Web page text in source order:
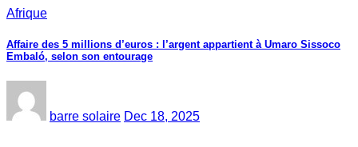
Afrique
Affaire des 5 millions d’euros : l’argent appartient à Umaro Sissoco
Embaló, selon son entourage
barre solaire Dec 18, 2025